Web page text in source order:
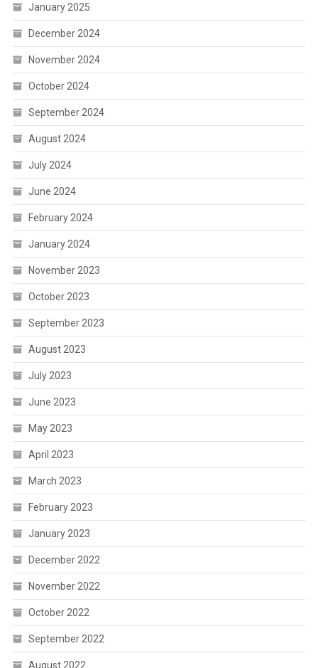
January 2025
December 2024
November 2024
October 2024
September 2024
August 2024
July 2024
June 2024
February 2024
January 2024
November 2023
October 2023
September 2023
August 2023
July 2023
June 2023
May 2023
April 2023
March 2023
February 2023
January 2023
December 2022
November 2022
October 2022
September 2022
August 2022